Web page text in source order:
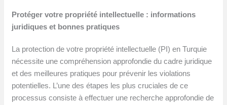
Protéger votre propriété intellectuelle : informations
juridiques et bonnes pratiques
La protection de votre propriété intellectuelle (PI) en Turquie
nécessite une compréhension approfondie du cadre juridique
et des meilleures pratiques pour prévenir les violations
potentielles. L’une des étapes les plus cruciales de ce
processus consiste à effectuer une recherche approfondie de